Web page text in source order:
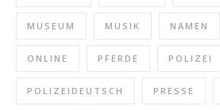
MUSEUM MUSIK NAMEN
ONLINE PFERDE POLIZEI
POLIZEIDEUTSCH PRESSE